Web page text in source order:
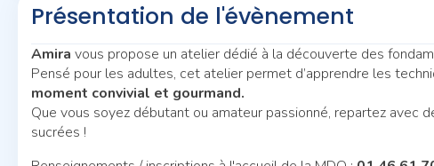
Présentation de l'évènement
Amira vous propose un atelier dédié à la découverte des
Pensé pour les adultes, cet atelier permet d’apprendre les
moment convivial et gourmand.
Que vous soyez débutant ou amateur passionné, repartez avec
sucrées !